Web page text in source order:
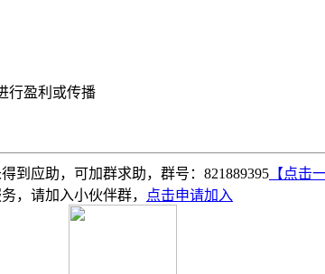
行盈利或传播
到应助，可加群求助，群号：821889395 【点击
，请加入小伙伴群，
点击申请加入